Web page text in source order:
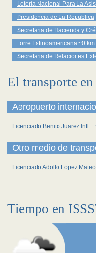
Lotería Nacional Para La
Presidencia de La Republica
Secretaria de Hacienda y
Torre Latinoamericana ~0 km
Secretaria de Relaciones
El transporte en
Aeropuerto
Licenciado Benito Juarez Intl
Otro medio de
Licenciado Adolfo Lopez
Tiempo en